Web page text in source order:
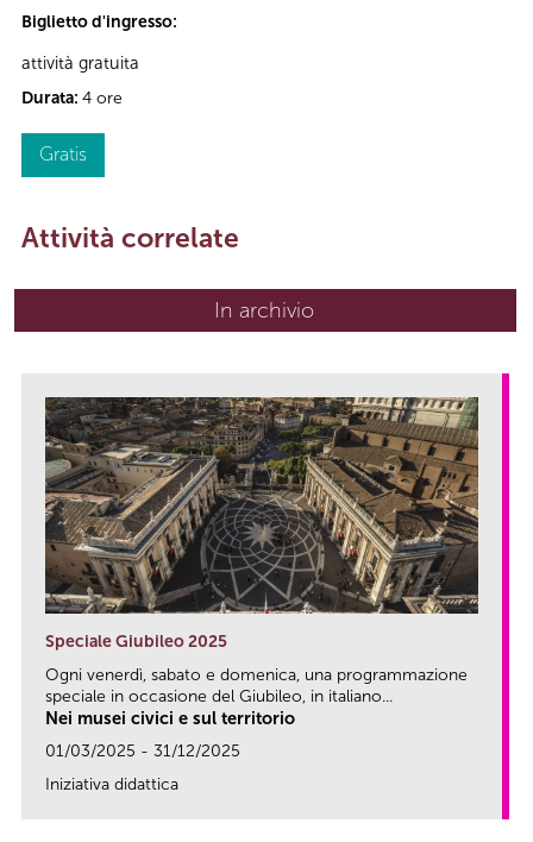
Biglietto d'ingresso:
attività gratuita
Durata: 4 ore
Gratis
Attività correlate
In archivio
Speciale Giubileo 2025
Ogni venerdì, sabato e domenica, una programmazione
speciale in occasione del Giubileo, in italiano...
Nei musei civici e sul territorio
01/03/2025 - 31/12/2025
Iniziativa didattica